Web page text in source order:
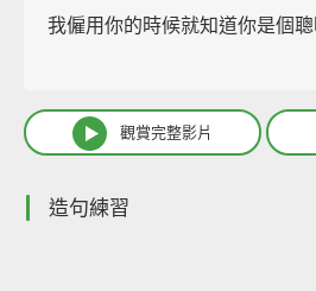
我僱用你的時候就知道你是個聰
觀賞完整影片
造句練習